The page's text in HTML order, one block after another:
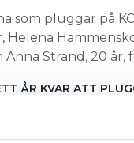
som pluggar på
Helena
Strand, 20 år,
ÅR KVAR ATT
Och de har
direkt efter